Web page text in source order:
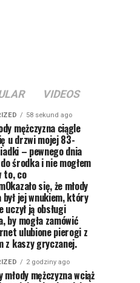
VIDEOS
58 sekund ago
mężczyzna ciągle
u drzwi mojej 83-
– pewnego dnia
środka i nie mogłem
to, co
się, że młody
był jej wnukiem, który
uczył ją obsługi
by mogła zamówić
ulubione pierogi z
z kaszy gryczanej.
2 godziny ago
młody mężczyzna wciąż